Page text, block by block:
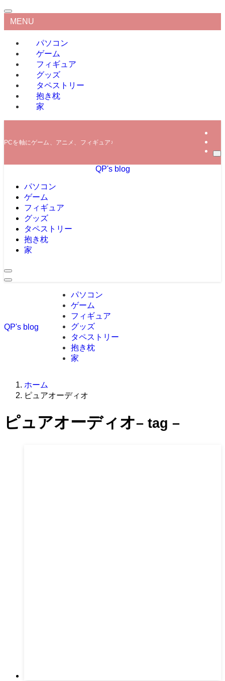
MENU
パソコン
ゲーム
フィギュア
グッズ
タペストリー
抱き枕
家
PCを軸にゲーム、アニメ、フィギュアなどの情報を発信していきます。
QP's blog
パソコン
ゲーム
フィギュア
グッズ
タペストリー
抱き枕
家
QP's blog
パソコン
ゲーム
フィギュア
グッズ
タペストリー
抱き枕
家
ホーム
ピュアオーディオ
ピュアオーディオ– tag –